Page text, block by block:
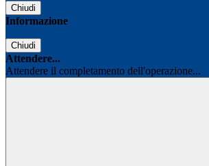
Chiudi
Informazione
Chiudi
Attendere...
Attendere il completamento dell'operazione...